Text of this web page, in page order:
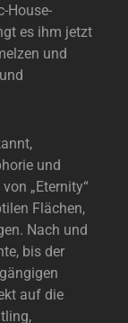
House-
es ihm jetzt
und
und
„Eternity“
Flächen,
Nach und
bis der
auf die